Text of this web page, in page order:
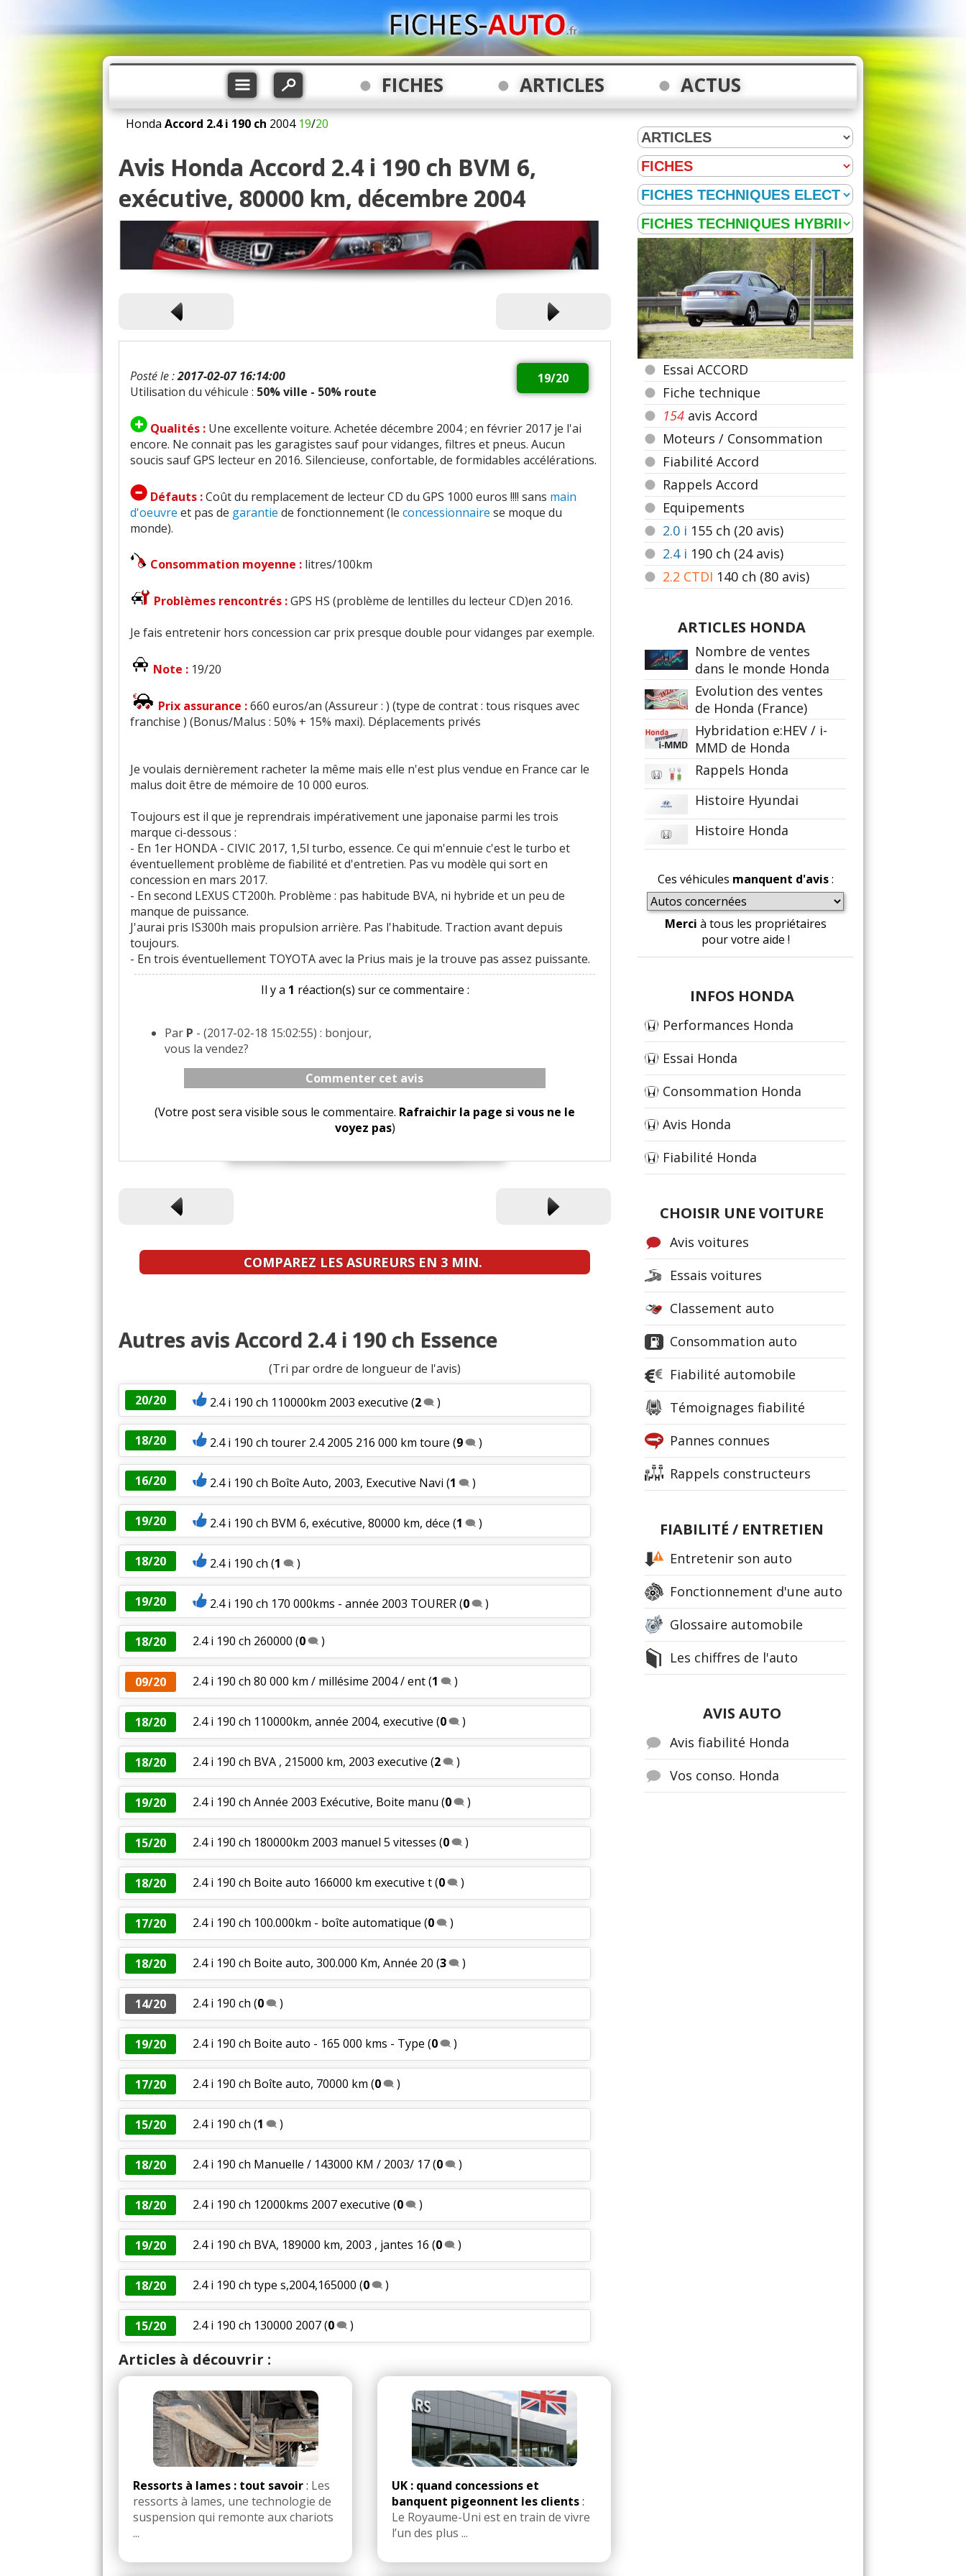
FICHES ARTICLES ACTUS
Honda Accord 2.4 i 190 ch 2004 19/20
Avis Honda Accord 2.4 i 190 ch BVM 6,
exécutive, 80000 km, décembre 2004
19/20
Posté le :2017-02-07 16:14:00
Utilisation du véhicule : 50% ville - 50% route
Qualités : Une excellente voiture. Achetée décembre 2004 ; en février 2017 je l'ai
encore. Ne connait pas les garagistes sauf pour vidanges, filtres et pneus. Aucun
soucis sauf GPS lecteur en 2016. Silencieuse, confortable, de formidables accélérations.
Défauts :Coût du remplacement de lecteur CD du GPS 1000 euros !!!! sans main
d'oeuvre et pas de garantie de fonctionnement (le concessionnaire se moque du
monde).
Consommation moyenne : litres/100km
Problèmes rencontrés :GPS HS (problème de lentilles du lecteur CD)en 2016.
Je fais entretenir hors concession car prix presque double pour vidanges par exemple.
Note : 19/20
Prix assurance :660 euros/an (Assureur : ) (type de contrat : tous risques avec
franchise ) (Bonus/Malus : 50% + 15% maxi). Déplacements privés
Je voulais dernièrement racheter la même mais elle n'est plus vendue en France car le
malus doit être de mémoire de 10 000 euros.
Toujours est il que je reprendrais impérativement une japonaise parmi les trois
marque ci-dessous :
- En 1er HONDA - CIVIC 2017, 1,5l turbo, essence. Ce qui m'ennuie c'est le turbo et
éventuellement problème de fiabilité et d'entretien. Pas vu modèle qui sort en
concession en mars 2017.
- En second LEXUS CT200h. Problème : pas habitude BVA, ni hybride et un peu de
manque de puissance.
J'aurai pris IS300h mais propulsion arrière. Pas l'habitude. Traction avant depuis
toujours.
- En trois éventuellement TOYOTA avec la Prius mais je la trouve pas assez puissante.
Il y a 1 réaction(s) sur ce commentaire :
Par P - (2017-02-18 15:02:55) : bonjour,
vous la vendez?
Commenter cet avis
(Votre post sera visible sous le commentaire. Rafraichir la page si vous ne le
voyez pas)
COMPAREZ LES ASUREURS EN 3 MIN.
Autres avis Accord 2.4 i 190 ch Essence
(Tri par ordre de longueur de l'avis)
20/20
2.4 i 190 ch 110000km 2003 executive (2 )
18/20 2.4 i 190 ch tourer 2.4 2005 216 000 km toure (9 )
16/20 2.4 i 190 ch Boîte Auto, 2003, Executive Navi (1 )
19/20 2.4 i 190 ch BVM 6, exécutive, 80000 km, déce (1 )
18/20 2.4 i 190 ch (1 )
19/20 2.4 i 190 ch 170 000kms - année 2003 TOURER(0 )
18/20 2.4 i 190 ch 260000 (0 )
09/20 2.4 i 190 ch 80 000 km / millésime 2004 / ent(1 )
18/20 2.4 i 190 ch 110000km, année 2004, executive (0 )
18/20 2.4 i 190 ch BVA , 215000 km, 2003 executive (2 )
19/20 2.4 i 190 ch Année 2003 Exécutive, Boite manu (0 )
15/20 2.4 i 190 ch 180000km 2003 manuel 5 vitesses (0 )
18/20 2.4 i 190 ch Boite auto 166000 km executive t(0 )
17/20 2.4 i 190 ch 100.000km - boîte automatique (0 )
18/20 2.4 i 190 ch Boite auto, 300.000 Km, Année 20 (3 )
14/20 2.4 i 190 ch (0 )
19/20 2.4 i 190 ch Boite auto - 165 000 kms - Type (0 )
17/20 2.4 i 190 ch Boîte auto, 70000 km (0 )
15/20 2.4 i 190 ch (1 )
18/20 2.4 i 190 ch Manuelle / 143000 KM / 2003/ 17(0 )
18/20 2.4 i 190 ch 12000kms 2007 executive (0 )
19/20 2.4 i 190 ch BVA, 189000 km, 2003 , jantes 16 (0 )
18/20 2.4 i 190 ch type s,2004,165000 (0 )
15/20 2.4 i 190 ch 130000 2007(0 )
Articles à découvrir :
Ressorts à lames : tout savoir: Les
ressorts à lames, une technologie de
suspension qui remonte aux chariots
...
UK : quand concessions et
banquent pigeonnent les clients:
Le Royaume-Uni est en train de vivre
l’un des plus ...
Essai ACCORD
Fiche technique
154 avis Accord
Moteurs / Consommation
Fiabilité Accord
Rappels Accord
Equipements
2.0 i 155 ch (20 avis)
2.4 i 190 ch (24 avis)
2.2 CTDI 140 ch (80 avis)
ARTICLES HONDA
Nombre de ventes
dans le monde Honda
Evolution des ventes
de Honda (France)
Hybridation e:HEV / i-
MMD de Honda
Rappels Honda
Histoire Hyundai
Histoire Honda
Ces véhicules manquent d'avis:
Merci à tous les propriétaires
pour votre aide !
INFOS HONDA
Performances Honda
Essai Honda
Consommation Honda
Avis Honda
Fiabilité Honda
CHOISIR UNE VOITURE
Avis voitures
Essais voitures
Classement auto
Consommation auto
Fiabilité automobile
Témoignages fiabilité
Pannes connues
Rappels constructeurs
FIABILITÉ / ENTRETIEN
Entretenir son auto
Fonctionnement d'une auto
Glossaire automobile
Les chiffres de l'auto
AVIS AUTO
Avis fiabilité Honda
Vos conso. Honda